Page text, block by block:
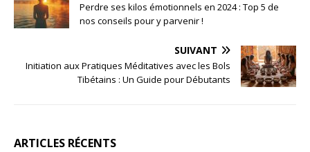
Perdre ses kilos émotionnels en 2024 : Top 5 de
nos conseils pour y parvenir !
SUIVANT
Initiation aux Pratiques Méditatives avec les Bols
Tibétains : Un Guide pour Débutants
ARTICLES RÉCENTS